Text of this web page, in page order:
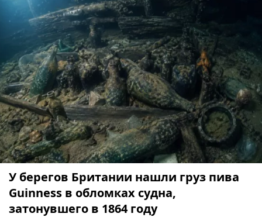
У берегов Британии нашли груз пива
Guinness в обломках судна,
затонувшего в 1864 году